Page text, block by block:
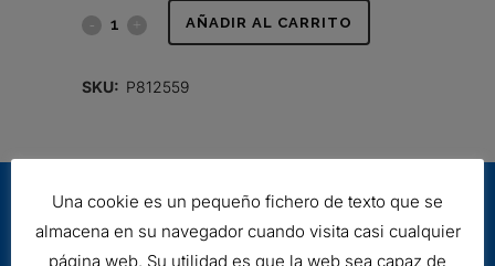
FILTRO
quantity
AÑADIR AL CARRITO
SKU: P812559
Una cookie es un pequeño fichero de texto que se
almacena en su navegador cuando visita casi cualquier
página web. Su utilidad es que la web sea capaz de